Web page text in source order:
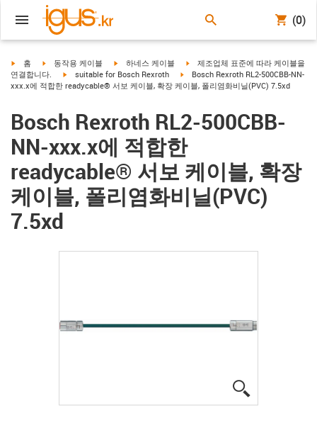
(0)
igus-icon-arrow-right
홈 igus-icon-arrow-right
동작용 케이블 igus-icon-arrow-right
하네스 케이블 igus-icon-arrow-right
제조업체 표준에 따라 케이블을
연결합니다.
igus-icon-arrow-right
suitable for Bosch Rexroth igus-icon-arrow-right
Bosch Rexroth RL2-500CBB-NN-
xxx.x에 적합한 readycable® 서보 케이블, 확장 케이블, 폴리염화비닐(PVC) 7.5xd
Bosch Rexroth RL2-500CBB-
NN-xxx.x에 적합한
readycable® 서보 케이블, 확장
케이블, 폴리염화비닐(PVC)
7.5xd